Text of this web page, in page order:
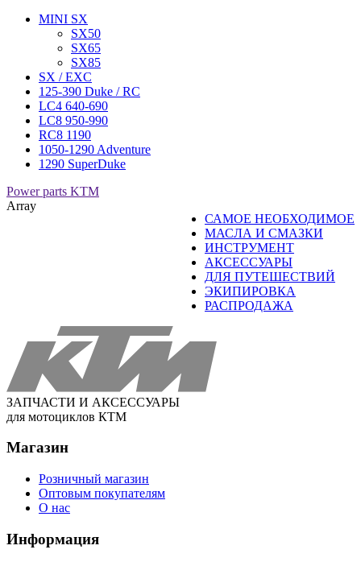
MINI SX
SX50
SX65
SX85
SX / EXC
125-390 Duke / RC
LC4 640-690
LC8 950-990
RC8 1190
1050-1290 Adventure
1290 SuperDuke
Power parts KTM
САМОЕ НЕОБХОДИМОЕ
МАСЛА И СМАЗКИ
ИНСТРУМЕНТ
АКСЕССУАРЫ
ДЛЯ ПУТЕШЕСТВИЙ
ЭКИПИРОВКА
РАСПРОДАЖА
Array
ЗАПЧАСТИ И АКСЕССУАРЫ
для мотоциклов КТМ
Магазин
Розничный магазин
Оптовым покупателям
О нас
Информация